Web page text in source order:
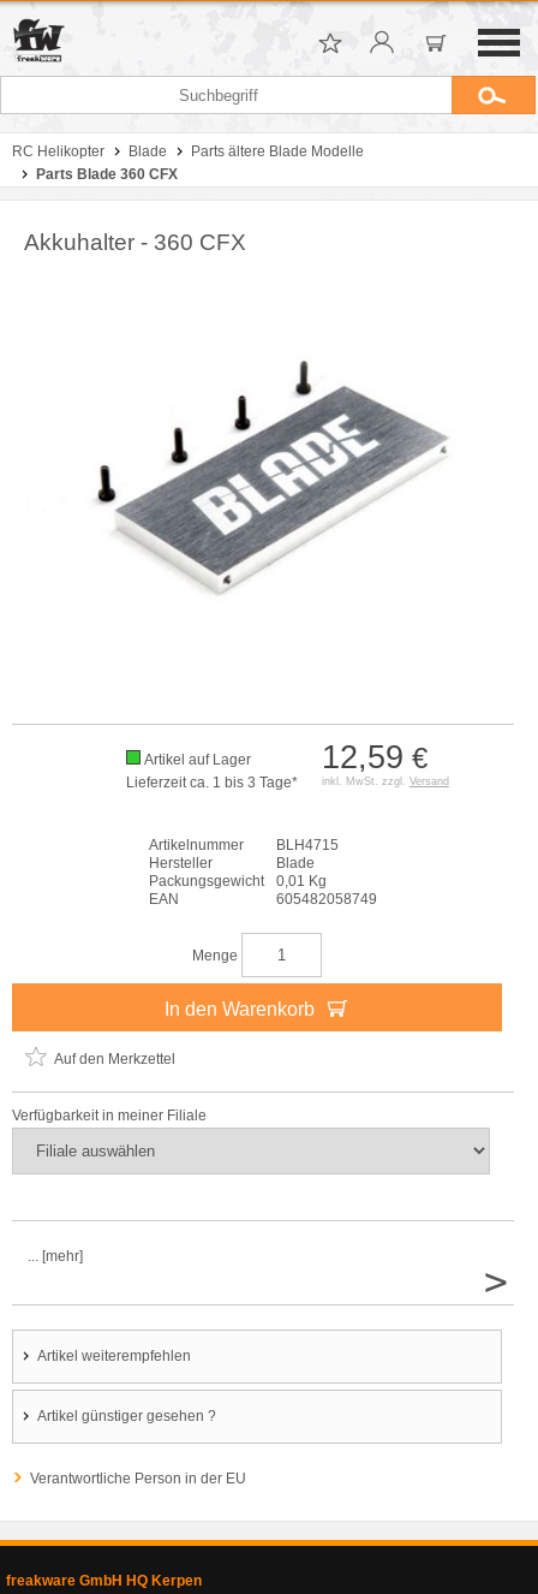
RC Helikopter Blade
Parts ältere Blade Modelle
Parts Blade 360 CFX
Akkuhalter - 360 CFX
12,59 €
inkl. MwSt. zzgl. Versand
Artikel auf Lager
Lieferzeit ca. 1 bis 3 Tage*
Artikelnummer
BLH4715
Hersteller
Blade
Packungsgewicht
0,01 Kg
EAN
605482058749
Menge
In den Warenkorb
Auf den Merkzettel
Verfügbarkeit in meiner Filiale
... [mehr]
>
Artikel weiterempfehlen
Artikel günstiger gesehen ?
Verantwortliche Person in der EU
freakware GmbH HQ Kerpen